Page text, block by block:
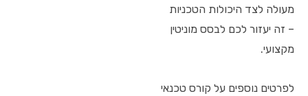
מעולה לצד היכולות הטכניות
– זה יעזור לכם לבסס מוניטין
מקצועי.
לפרטים נוספים על קורס טכנאי